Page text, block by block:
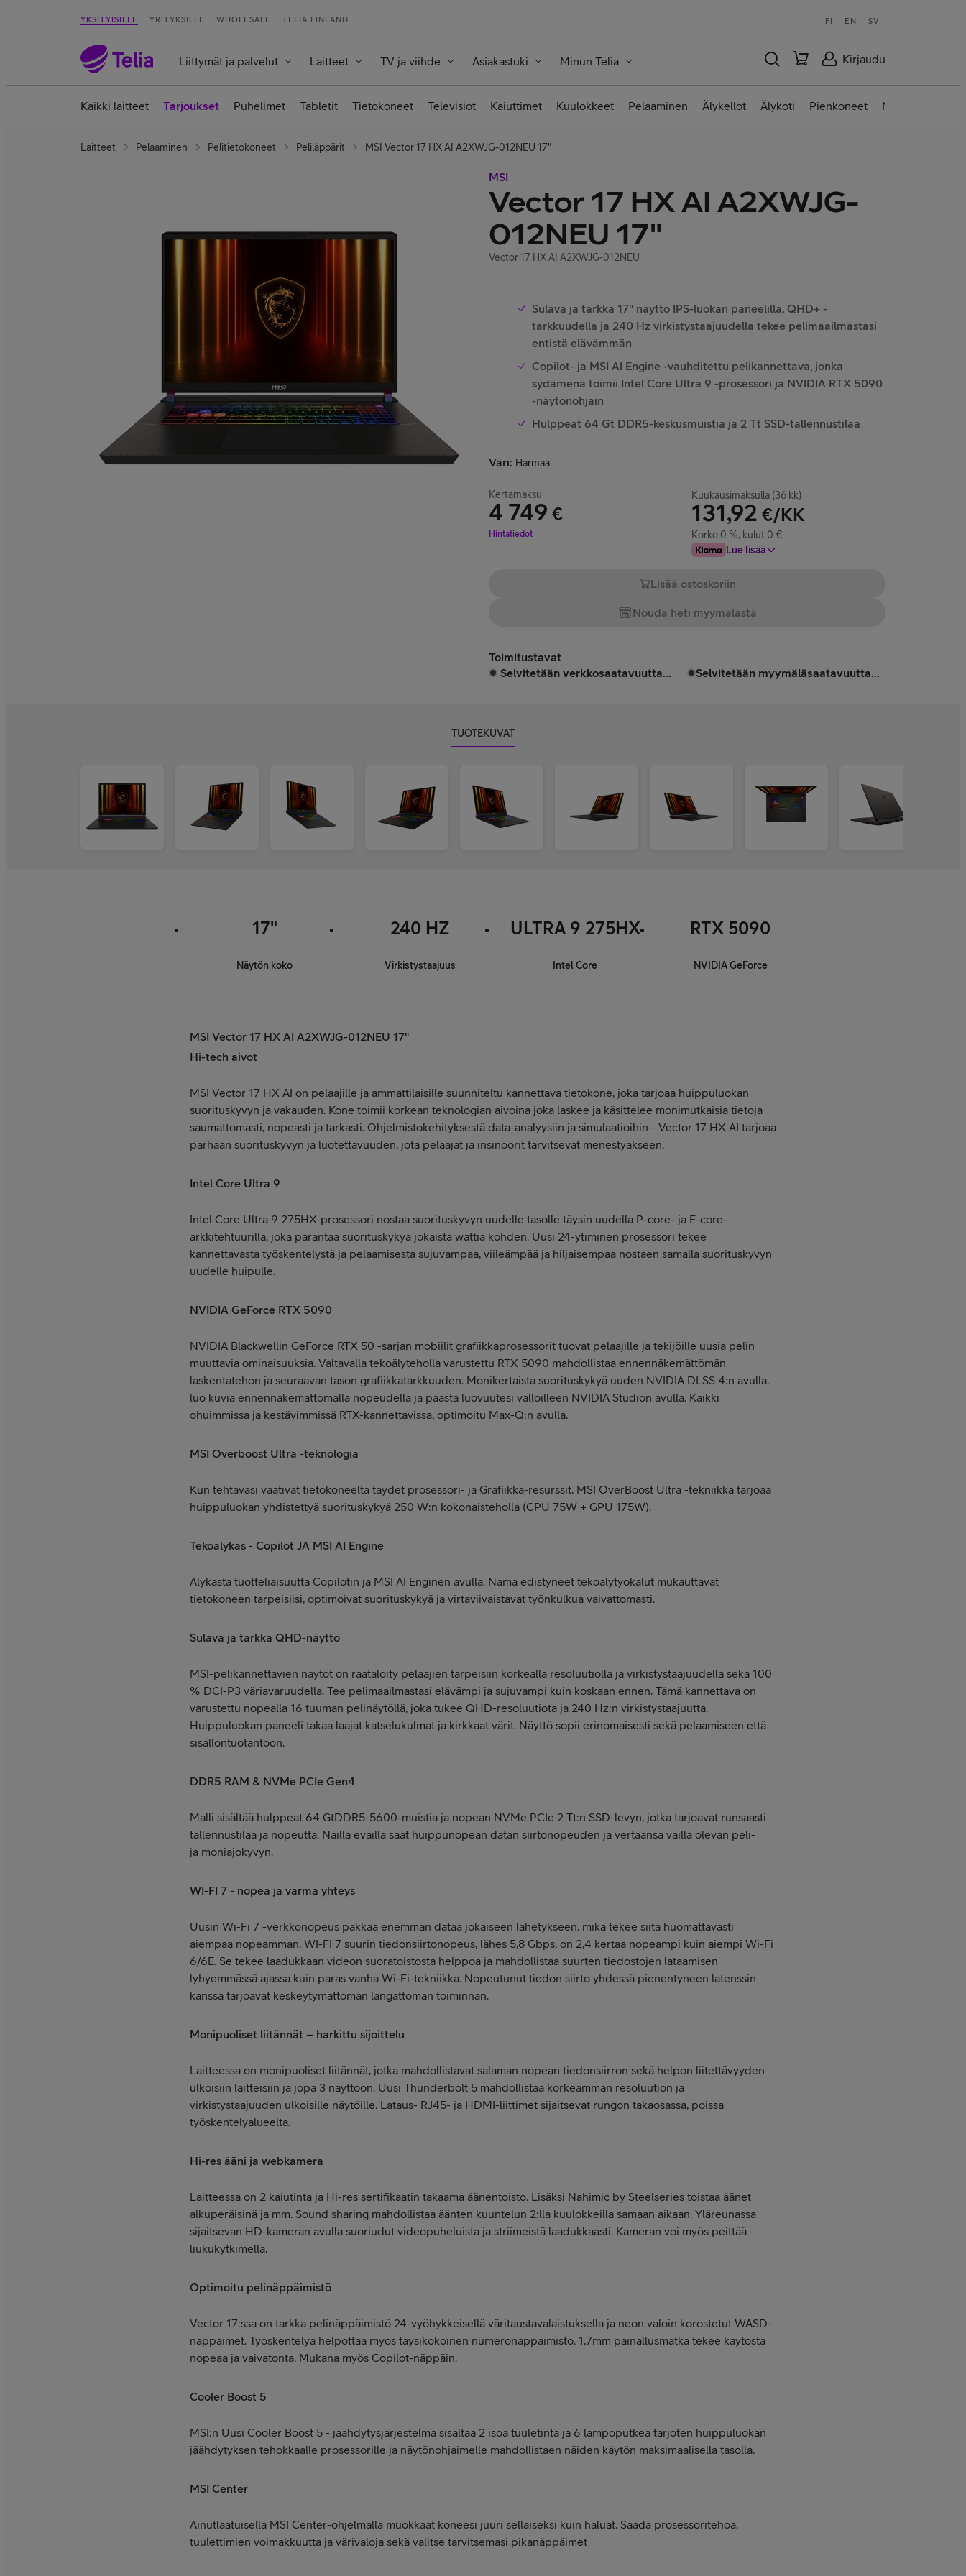
YKSITYISILLE YRITYKSILLE WHOLESALE TELIA FINLAND FI EN SV
Liittymät ja palvelut Laitteet TV ja viihde Asiakastuki Minun Telia Kirjaudu
Kaikki laitteet Tarjoukset Puhelimet Tabletit Tietokoneet Televisiot Kaiuttimet Kuulokkeet Pelaaminen Älykellot Älykoti Pienkoneet Nettilaitteet
Laitteet Pelaaminen Pelitietokoneet Peliläppärit MSI Vector 17 HX AI A2XWJG-012NEU 17"
MSI
Vector 17 HX AI A2XWJG-
012NEU 17"
Vector 17 HX AI A2XWJG-012NEU
Sulava ja tarkka 17" näyttö IPS-luokan paneelilla, QHD+ -
tarkkuudella ja 240 Hz virkistystaajuudella tekee pelimaailmastasi
entistä elävämmän
Copilot- ja MSI AI Engine -vauhditettu pelikannettava, jonka
sydämenä toimii Intel Core Ultra 9 -prosessori ja NVIDIA RTX 5090
-näytönohjain
Hulppeat 64 Gt DDR5-keskusmuistia ja 2 Tt SSD-tallennustilaa
Väri: Harmaa
Kertamaksu
4 749 €
Hinta 4 749 €
Hintatiedot
Kuukausimaksulla (36 kk)
131,92 €/KK
Korko 0 %, kulut 0 €
Lue lisää
Lisää ostoskoriin
Nouda heti myymälästä
Toimitustavat
Selvitetään verkkosaatavuutta...
Selvitetään myymäläsaatavuutta...
TUOTEKUVAT
17"
Näytön koko
240 HZ
Virkistystaajuus
ULTRA 9 275HX
Intel Core
RTX 5090
NVIDIA GeForce
MSI Vector 17 HX AI A2XWJG-012NEU 17"
Hi-tech aivot
MSI Vector 17 HX AI on pelaajille ja ammattilaisille suunniteltu kannettava tietokone, joka tarjoaa huippuluokan
suorituskyvyn ja vakauden. Kone toimii korkean teknologian aivoina joka laskee ja käsittelee monimutkaisia tietoja
saumattomasti, nopeasti ja tarkasti. Ohjelmistokehityksestä data-analyysiin ja simulaatioihin - Vector 17 HX AI tarjoaa
parhaan suorituskyvyn ja luotettavuuden, jota pelaajat ja insinöörit tarvitsevat menestyäkseen.
Intel Core Ultra 9
Intel Core Ultra 9 275HX-prosessori nostaa suorituskyvyn uudelle tasolle täysin uudella P-core- ja E-core-
arkkitehtuurilla, joka parantaa suorituskykyä jokaista wattia kohden. Uusi 24-ytiminen prosessori tekee
kannettavasta työskentelystä ja pelaamisesta sujuvampaa, viileämpää ja hiljaisempaa nostaen samalla suorituskyvyn
uudelle huipulle.
NVIDIA GeForce RTX 5090
NVIDIA Blackwellin GeForce RTX 50 -sarjan mobiilit grafiikkaprosessorit tuovat pelaajille ja tekijöille uusia pelin
muuttavia ominaisuuksia. Valtavalla tekoälyteholla varustettu RTX 5090 mahdollistaa ennennäkemättömän
laskentatehon ja seuraavan tason grafiikkatarkkuuden. Monikertaista suorituskykyä uuden NVIDIA DLSS 4:n avulla,
luo kuvia ennennäkemättömällä nopeudella ja päästä luovuutesi valloilleen NVIDIA Studion avulla. Kaikki
ohuimmissa ja kestävimmissä RTX-kannettavissa, optimoitu Max-Q:n avulla.
MSI Overboost Ultra -teknologia
Kun tehtäväsi vaativat tietokoneelta täydet prosessori- ja Grafiikka-resurssit, MSI OverBoost Ultra -tekniikka tarjoaa
huippuluokan yhdistettyä suorituskykyä 250 W:n kokonaisteholla (CPU 75W + GPU 175W).
Tekoälykäs - Copilot JA MSI AI Engine
Älykästä tuotteliaisuutta Copilotin ja MSI AI Enginen avulla. Nämä edistyneet tekoälytyökalut mukauttavat
tietokoneen tarpeisiisi, optimoivat suorituskykyä ja virtaviivaistavat työnkulkua vaivattomasti.
Sulava ja tarkka QHD-näyttö
MSI-pelikannettavien näytöt on räätälöity pelaajien tarpeisiin korkealla resoluutiolla ja virkistystaajuudella sekä 100
% DCI-P3 väriavaruudella. Tee pelimaailmastasi elävämpi ja sujuvampi kuin koskaan ennen. Tämä kannettava on
varustettu nopealla 16 tuuman pelinäytöllä, joka tukee QHD-resoluutiota ja 240 Hz:n virkistystaajuutta.
Huippuluokan paneeli takaa laajat katselukulmat ja kirkkaat värit. Näyttö sopii erinomaisesti sekä pelaamiseen että
sisällöntuotantoon.
DDR5 RAM & NVMe PCIe Gen4
Malli sisältää hulppeat 64 GtDDR5-5600-muistia ja nopean NVMe PCIe 2 Tt:n SSD-levyn, jotka tarjoavat runsaasti
tallennustilaa ja nopeutta. Näillä eväillä saat huippunopean datan siirtonopeuden ja vertaansa vailla olevan peli-
ja moniajokyvyn.
WI-FI 7 - nopea ja varma yhteys
Uusin Wi-Fi 7 -verkkonopeus pakkaa enemmän dataa jokaiseen lähetykseen, mikä tekee siitä huomattavasti
aiempaa nopeamman. WI-FI 7 suurin tiedonsiirtonopeus, lähes 5,8 Gbps, on 2,4 kertaa nopeampi kuin aiempi Wi-Fi
6/6E. Se tekee laadukkaan videon suoratoistosta helppoa ja mahdollistaa suurten tiedostojen lataamisen
lyhyemmässä ajassa kuin paras vanha Wi-Fi-tekniikka. Nopeutunut tiedon siirto yhdessä pienentyneen latenssin
kanssa tarjoavat keskeytymättömän langattoman toiminnan.
Monipuoliset liitännät – harkittu sijoittelu
Laitteessa on monipuoliset liitännät, jotka mahdollistavat salaman nopean tiedonsiirron sekä helpon liitettävyyden
ulkoisiin laitteisiin ja jopa 3 näyttöön. Uusi Thunderbolt 5 mahdollistaa korkeamman resoluution ja
virkistystaajuuden ulkoisille näytöille. Lataus- RJ45- ja HDMI-liittimet sijaitsevat rungon takaosassa, poissa
työskentelyalueelta.
Hi-res ääni ja webkamera
Laitteessa on 2 kaiutinta ja Hi-res sertifikaatin takaama äänentoisto. Lisäksi Nahimic by Steelseries toistaa äänet
alkuperäisinä ja mm. Sound sharing mahdollistaa äänten kuuntelun 2:lla kuulokkeilla samaan aikaan. Yläreunassa
sijaitsevan HD-kameran avulla suoriudut videopuheluista ja striimeistä laadukkaasti. Kameran voi myös peittää
liukukytkimellä.
Optimoitu pelinäppäimistö
Vector 17:ssa on tarkka pelinäppäimistö 24-vyöhykkeisellä väritaustavalaistuksella ja neon valoin korostetut WASD-
näppäimet. Työskentelyä helpottaa myös täysikokoinen numeronäppäimistö. 1,7mm painallusmatka tekee käytöstä
nopeaa ja vaivatonta. Mukana myös Copilot-näppäin.
Cooler Boost 5
MSI:n Uusi Cooler Boost 5 - jäähdytysjärjestelmä sisältää 2 isoa tuuletinta ja 6 lämpöputkea tarjoten huippuluokan
jäähdytyksen tehokkaalle prosessorille ja näytönohjaimelle mahdollistaen näiden käytön maksimaalisella tasolla.
MSI Center
Ainutlaatuisella MSI Center-ohjelmalla muokkaat koneesi juuri sellaiseksi kuin haluat. Säädä prosessoritehoa,
tuulettimien voimakkuutta ja värivaloja sekä valitse tarvitsemasi pikanäppäimet